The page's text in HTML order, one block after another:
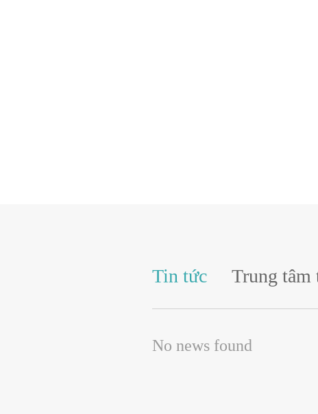
Tin tức Trung tâm
No news found